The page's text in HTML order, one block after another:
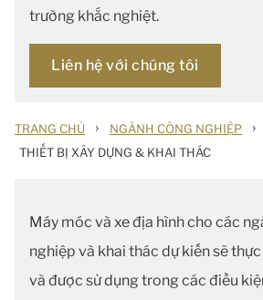
trường khắc nghiệt.
Liên hệ với chúng tôi
TRANG CHỦ › NGÀNH CÔNG NGHIỆP ›
THIẾT BỊ XÂY DỰNG & KHAI THÁC
Máy móc và xe địa hình cho các
nghiệp và khai thác dự kiến sẽ
và được sử dụng trong các điều